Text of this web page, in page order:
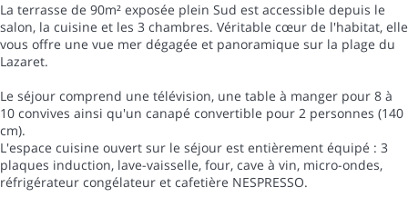
La terrasse de 90m² exposée plein Sud est accessible depuis le
salon, la cuisine et les 3 chambres. Véritable cœur de l'habitat, elle
vous offre une vue mer dégagée et panoramique sur la plage du
Lazaret.
Le séjour comprend une télévision, une table à manger pour 8 à
10 convives ainsi qu'un canapé convertible pour 2 personnes (140
cm).
L'espace cuisine ouvert sur le séjour est entièrement équipé : 3
plaques induction, lave-vaisselle, four, cave à vin, micro-ondes,
réfrigérateur congélateur et cafetière NESPRESSO.